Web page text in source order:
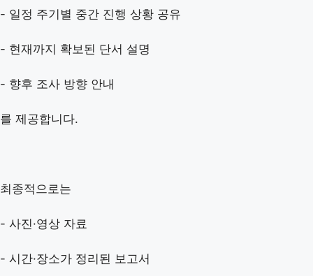
- 일정 주기별 중간 진행 상황 공유
- 현재까지 확보된 단서 설명
- 향후 조사 방향 안내
를 제공합니다.
최종적으로는
- 사진·영상 자료
- 시간·장소가 정리된 보고서